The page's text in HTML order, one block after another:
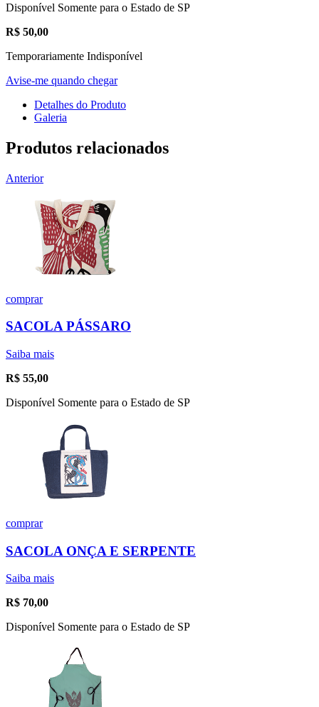
Disponível Somente para o Estado de SP
R$ 50,00
Temporariamente Indisponível
Avise-me quando chegar
Detalhes do Produto
Galeria
Produtos relacionados
Anterior
comprar
SACOLA PÁSSARO
Saiba mais
R$ 55,00
Disponível Somente para o Estado de SP
comprar
SACOLA ONÇA E SERPENTE
Saiba mais
R$ 70,00
Disponível Somente para o Estado de SP